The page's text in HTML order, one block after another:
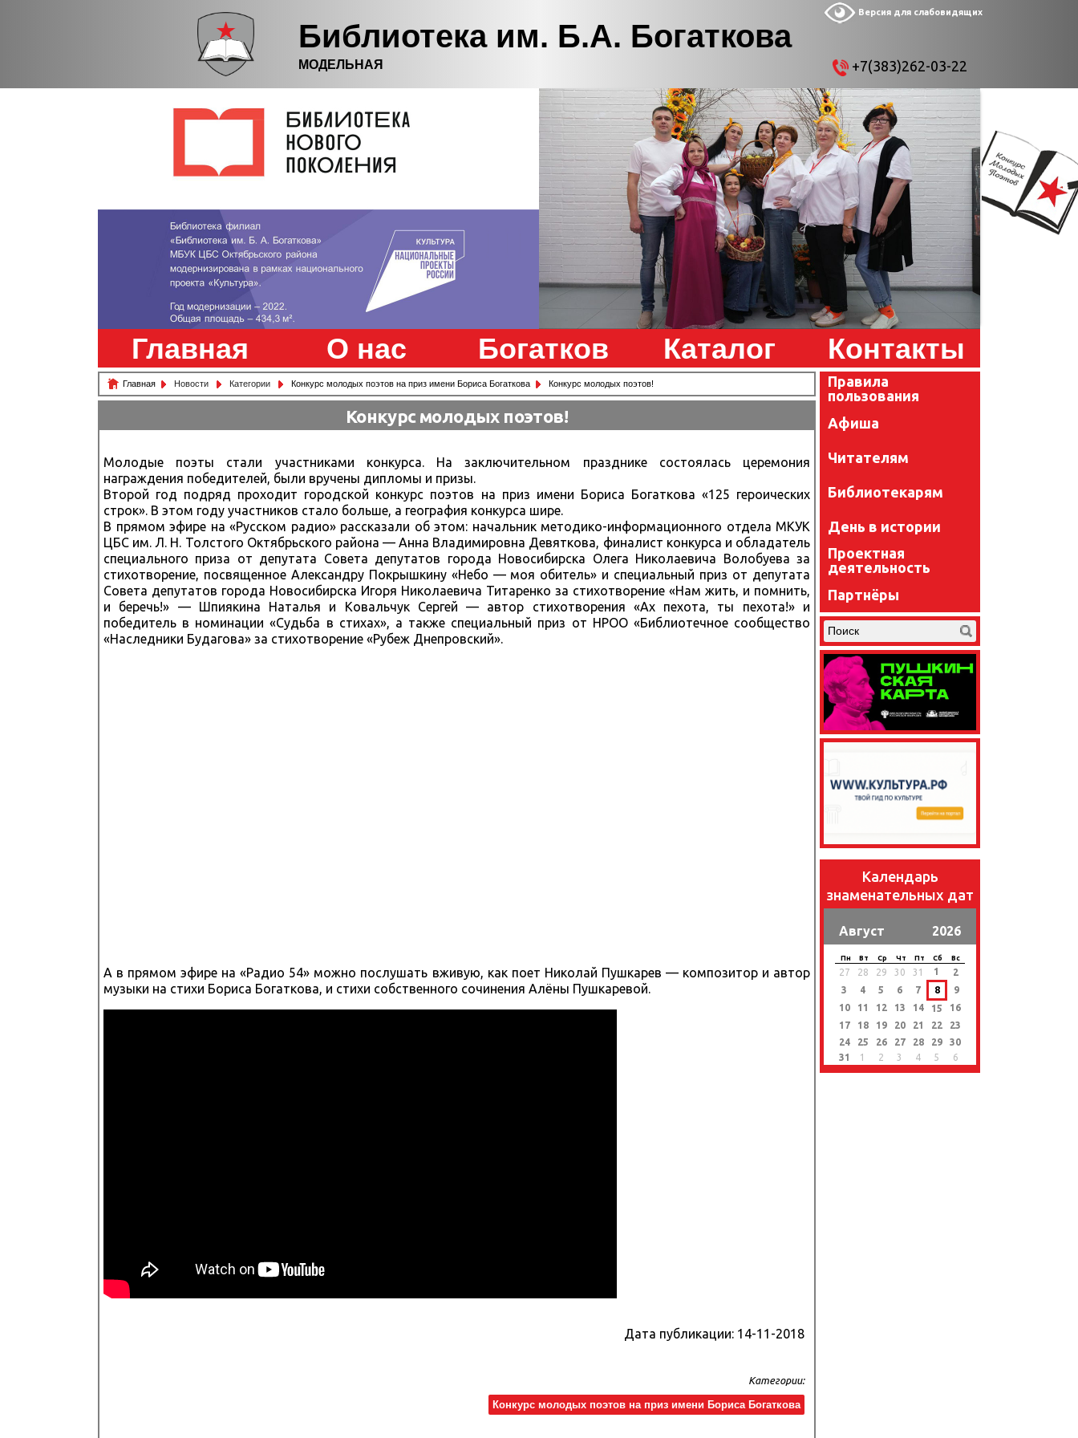
Библиотека им. Б.А. Богаткова
МОДЕЛЬНАЯ
Версия для слабовидящих
+7(383)262-03-22
Главная О нас Богатков Каталог Контакты
Главная Новости Категории Конкурс молодых поэтов на приз имени Бориса Богаткова Конкурс молодых поэтов!
Конкурс молодых поэтов!
Молодые поэты стали участниками конкурса. На заключительном празднике состоялась церемония
награждения победителей, были вручены дипломы и призы.
Второй год подряд проходит городской конкурс поэтов на приз имени Бориса Богаткова «125 героических
строк». В этом году участников стало больше, а география конкурса шире.
В прямом эфире на «Русском радио» рассказали об этом: начальник методико-информационного отдела МКУК
ЦБС им. Л. Н. Толстого Октябрьского района — Анна Владимировна Девяткова, финалист конкурса и обладатель
специального приза от депутата Совета депутатов города Новосибирска Олега Николаевича Волобуева за
стихотворение, посвященное Александру Покрышкину «Небо — моя обитель» и специальный приз от депутата
Совета депутатов города Новосибирска Игоря Николаевича Титаренко за стихотворение «Нам жить, и помнить,
и беречь!» — Шпиякина Наталья и Ковальчук Сергей — автор стихотворения «Ах пехота, ты пехота!» и
победитель в номинации «Судьба в стихах», а также специальный приз от НРОО «Библиотечное сообщество
«Наследники Будагова» за стихотворение «Рубеж Днепровский».
А в прямом эфире на «Радио 54» можно послушать вживую, как поет Николай Пушкарев — композитор и автор
музыки на стихи Бориса Богаткова, и стихи собственного сочинения Алёны Пушкаревой.
Дата публикации: 14-11-2018
Категории:
Конкурс молодых поэтов на приз имени Бориса Богаткова
Правила
пользования
Афиша
Читателям
Библиотекарям
День в истории
Проектная
деятельность
Партнёры
Календарь
знаменательных дат
Август 2026
Пн Вт Ср Чт Пт Сб Вс
27 28 29 30 31 1
2
3
4 5 6 7 8
9
10
11 12 13 14 15
16
17
18 19 20 21 22
23
24
25 26 27 28 29
30
31
1 2 3 4 5 6